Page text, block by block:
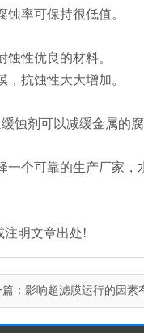
率可保持很低值。
性优良的材料。
抗蚀性大大增加。
蚀剂可以减缓金属的
一个可靠的生产厂家，
注明文章出处!
： 影响超滤膜运行的因素